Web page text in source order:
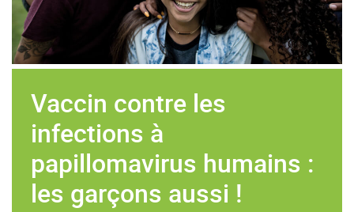
Vaccin contre les
infections à
papillomavirus humains :
les garçons aussi !